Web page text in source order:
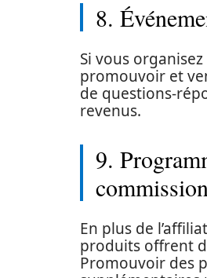
8.
Si vous
promouvoir et
de questions-
revenus.
9.
En plus de
produits offrent
Promouvoir des